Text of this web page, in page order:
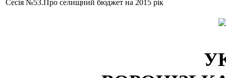
Сесія №53.Про селищний бюджет на 2015 рік